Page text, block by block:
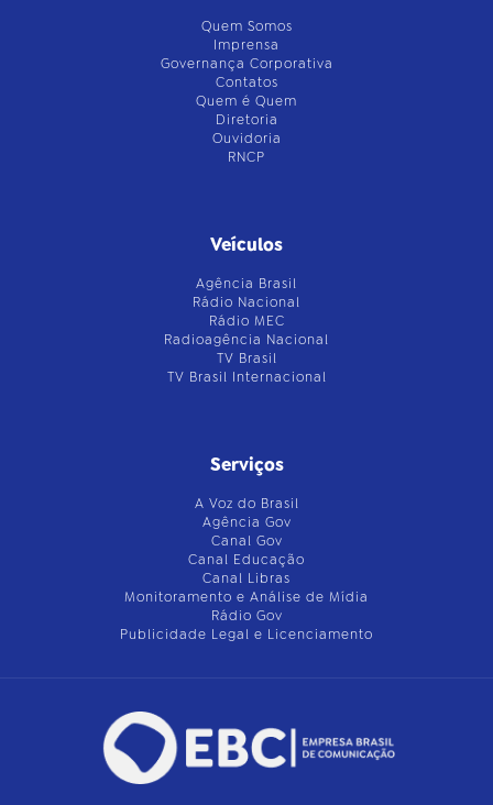
Quem Somos
Imprensa
Governança Corporativa
Contatos
Quem é Quem
Diretoria
Ouvidoria
RNCP
Veículos
Agência Brasil
Rádio Nacional
Rádio MEC
Radioagência Nacional
TV Brasil
TV Brasil Internacional
Serviços
A Voz do Brasil
Agência Gov
Canal Gov
Canal Educação
Canal Libras
Monitoramento e Análise de Mídia
Rádio Gov
Publicidade Legal e Licenciamento